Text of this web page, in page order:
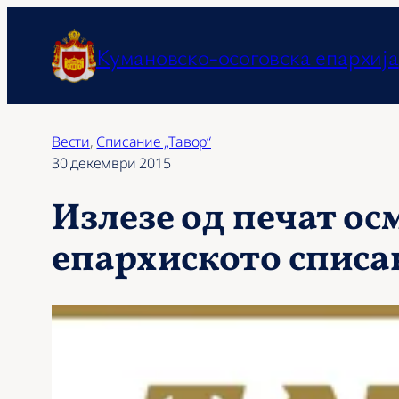
содржината
Кумановско-осоговска епархија
Вести, Списание „Тавор“
30 декември 2015
Излезе од печат
епархиското